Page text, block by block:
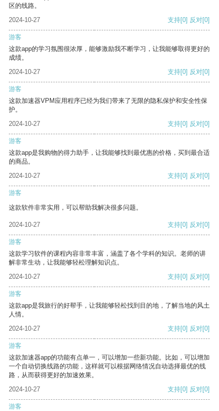
区的线路。
2024-10-27
支持[0] 反对[0]
游客
这款app的学习氛围很浓厚，能够激励我不断学习，让我能够取得更好的
成绩。
2024-10-27
支持[0] 反对[0]
游客
这款加速器VPM应用程序已经为我们带来了无限的隐私保护和安全性保
护。
2024-10-27
支持[0] 反对[0]
游客
这款app是我购物的得力助手，让我能够找到最优惠的价格，买到最合适
的商品。
2024-10-27
支持[0] 反对[0]
游客
这款软件非常实用，可以帮助我解决很多问题。
2024-10-27 支持[0] 反对[0]
游客
这款学习软件的课程内容非常丰富，涵盖了各个学科的知识。老师的讲
解非常生动，让我能够轻松理解知识点。
2024-10-27
支持[0] 反对[0]
游客
这款app是我旅行的好帮手，让我能够轻松找到目的地，了解当地的风土
人情。
2024-10-27
支持[0] 反对[0]
游客
这款加速器app的功能有点单一，可以增加一些新功能。比如，可以增加
一个自动切换线路的功能，这样就可以根据网络情况自动选择最优的线
路，从而获得更好的加速效果。
2024-10-27
支持[0] 反对[0]
游客